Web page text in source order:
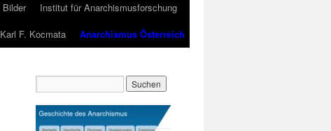
Bilder
Institut für Anarchismusforschung
Karl F. Kocmata Anarchismus Österreich